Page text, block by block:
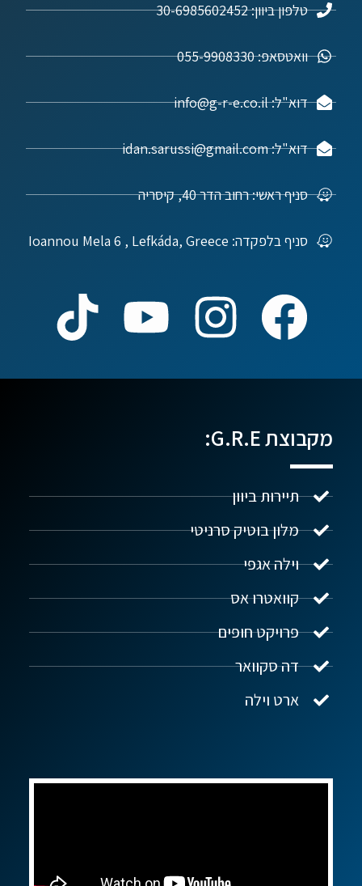
טלפון ביוון: 30-6985602452
וואטסאפ: 055-9908330
דוא"ל: info@g-r-e.co.il
דוא"ל: idan.sarussi@gmail.com
סניף ראשי: רחוב הדר 40, קיסריה
סניף בלפקדה: Ioannou Mela 6 , Lefkáda, Greece
מקבוצת G.R.E:
תיירות ביוון
מלון בוטיק סרניטי
וילה אגפי
קוואטרו אס
פרויקט חופים
דה סקוואר
ארט וילה
נדל"ן ביוון G.R.E
שלום! איך אפשר לעזור?